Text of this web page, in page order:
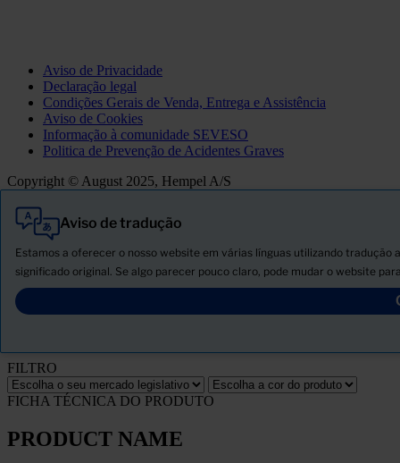
Aviso de Privacidade
Declaração legal
Condições Gerais de Venda, Entrega e Assistência
Aviso de Cookies
Informação à comunidade SEVESO
Politica de Prevenção de Acidentes Graves
Copyright © August 2025, Hempel A/S
Aviso de tradução
Estamos a oferecer o nosso website em várias línguas utilizando
significado original. Se algo parecer pouco claro, pode mudar o website
Tudo
Produtos
Descarregar ficha de segurança
FILTRO
FICHA TÉCNICA DO PRODUTO
PRODUCT NAME